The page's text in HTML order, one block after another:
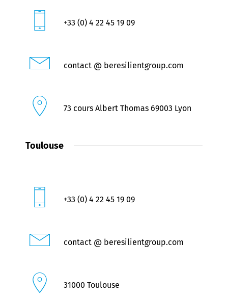
+33 (0) 4 22 45 19 09
contact @ beresilientgroup.com
73 cours Albert Thomas 69003 Lyon
Toulouse
+33 (0) 4 22 45 19 09
contact @ beresilientgroup.com
31000 Toulouse